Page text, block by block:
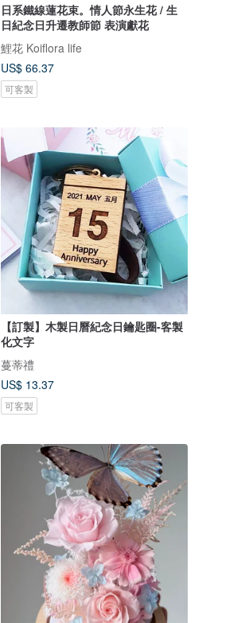
日系鐵線蓮花束。情人節永生花 / 生
日紀念日升遷教師節 表演獻花
鯉花 Koiflora life
US$ 66.37
可客製
【訂製】木製日曆紀念日鑰匙圈-客製
化文字
蔓蒂禮
US$ 13.37
可客製